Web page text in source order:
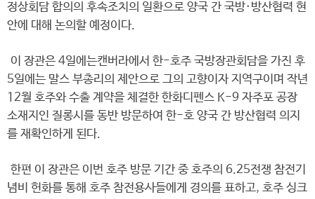
정상회담 합의의 후속조치의 일환으로 양국 간 국방·방산협력 현
안에 대해 논의할 예정이다.
이 장관은 4일에는캔버라에서 한-호주 국방장관회담을 가진 후
5일에는 말스 부총리의 제안으로 그의 고향이자 지역구이며 작년
12월 호주와 수출 계약을 체결한 한화디펜스 K-9 자주포 공장
소재지인 질롱시를 동반 방문하여 한-호 양국 간 방산협력 의지
를 재확인하게 된다.
한편 이 장관은 이번 호주 방문 기간 중 호주의 6.25전쟁 참전기
념비 헌화를 통해 호주 참전용사들에게 경의를 표하고, 호주 싱크